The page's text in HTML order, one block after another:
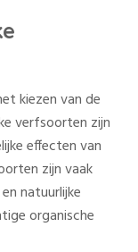
kiezen van de
verfsoorten zijn
effecten van
zijn vaak
natuurlijke
organische